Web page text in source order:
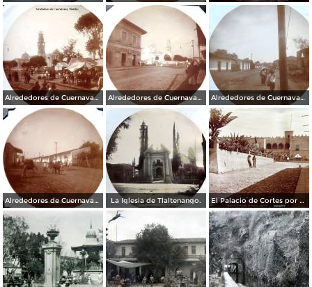
Alrededores de Cuernavaca Morelos. Alrededores de Cuernavaca Morelos. Alrededores de Cuernavaca Morelos.
Alrededores de Cuernavaca Morelos. La Iglesia de Tlaltenango. El Palacio de Cortes por el Fotógrafo Windfield Scott.